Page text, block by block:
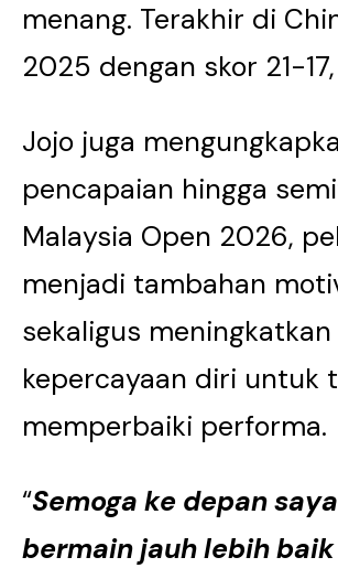
menang. Terakhir di
2025 dengan skor 21-17,
Jojo juga
pencapaian hingga
Malaysia Open 2026,
menjadi tambahan
sekaligus meningkatkan
kepercayaan diri untuk
memperbaiki performa.
“Semoga ke depan
bermain jauh lebih